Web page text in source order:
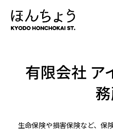
有限会社 ア
生命保険や損害保険など、保